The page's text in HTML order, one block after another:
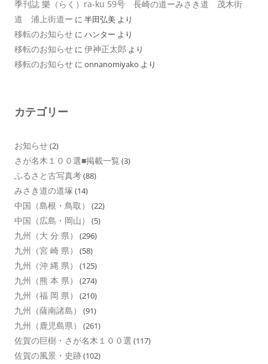
季刊誌 樂（らく）ra-ku 59号 長崎の道ーみさき道 茂木街
道 浦上街道ー に 半田弘美 より
移転のお知らせ に ハンター より
移転のお知らせ に 伊神正太郎 より
移転のお知らせ に onnanomiyako より
カテゴリー
お知らせ(2)
さが名木１００選■掲載一覧 (3)
ふるさと古写真考(88)
みさき道の道塚 (14)
中国（島根・鳥取） (22)
中国（広島・岡山） (5)
九州（大 分 県） (296)
九州（宮 崎 県） (58)
九州（沖 縄 県） (125)
九州（熊 本 県） (274)
九州（福 岡 県） (210)
九州（薩南諸島） (91)
九州（鹿児島県） (261)
佐賀の巨樹・さが名木１００選 (117)
佐賀の風景・史跡(102)